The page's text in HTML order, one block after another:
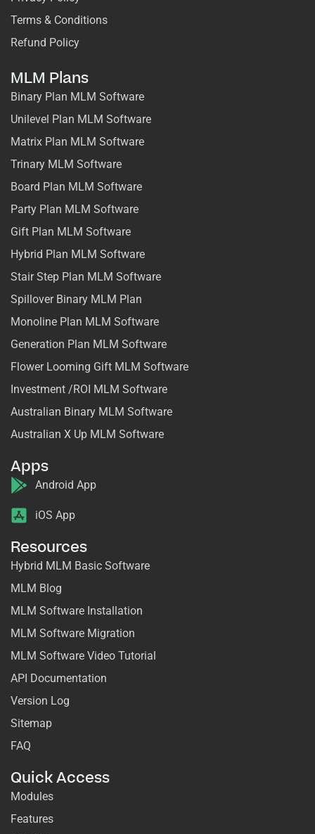
Terms & Conditions
Refund Policy
MLM Plans
Binary Plan MLM Software
Unilevel Plan MLM Software
Matrix Plan MLM Software
Trinary MLM Software
Board Plan MLM Software
Party Plan MLM Software
Gift Plan MLM Software
Hybrid Plan MLM Software
Stair Step Plan MLM Software
Spillover Binary MLM Plan
Monoline Plan MLM Software
Generation Plan MLM Software
Flower Looming Gift MLM Software
Investment /ROI MLM Software
Australian Binary MLM Software
Australian X Up MLM Software
Apps
Android App
iOS App
Resources
Hybrid MLM Basic Software
MLM Blog
MLM Software Installation
MLM Software Migration
MLM Software Video Tutorial
API Documentation
Version Log
Sitemap
FAQ
Quick Access
Modules
Features